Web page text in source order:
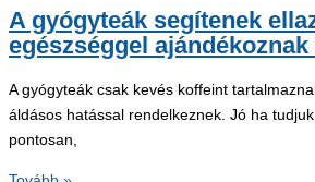
táplálékok
A gyógyteák segítenek
egészséggel ajándékoznak
A gyógyteák csak kevés koffeint
áldásos hatással rendelkeznek. Jó ha
pontosan,